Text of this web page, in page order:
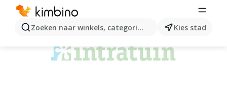
Zoeken naar winkels, categorieën, producten...
Kies stad